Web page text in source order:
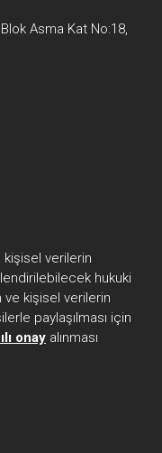
Asma Kat No:18,
kişisel verilerin
hukuki
kişisel verilerin
paylaşılması için
onay alınması